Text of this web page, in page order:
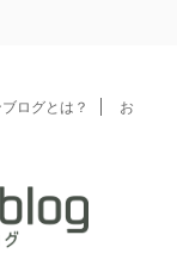
ログとは？
お